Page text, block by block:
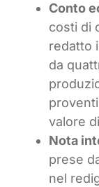
Conto
costi di
redatto
da
valore
Nota
prese
nel